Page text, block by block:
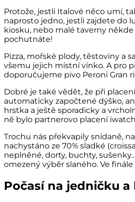
Protože, jestli Italové něco umí,
naprosto jedno, jestli zajdete do
kiosku, nebo malé taverny někde
pochutnáte!
Pizza, mořské plody, těstoviny a
všemu jejich místní vínko. A pro
doporučujeme pivo Peroni Gran
Dobré je také vědět, že při
automaticky započtené dýško,
hrstka a ještě sporadicky a
ně bylo partnerovo placení
Trochu nás překvapily snídaně,
nachystáno ze 70% sladké
neplněné, dorty, buchty,
omezený výběr slaného. Ve finále
Počasí na jedničku